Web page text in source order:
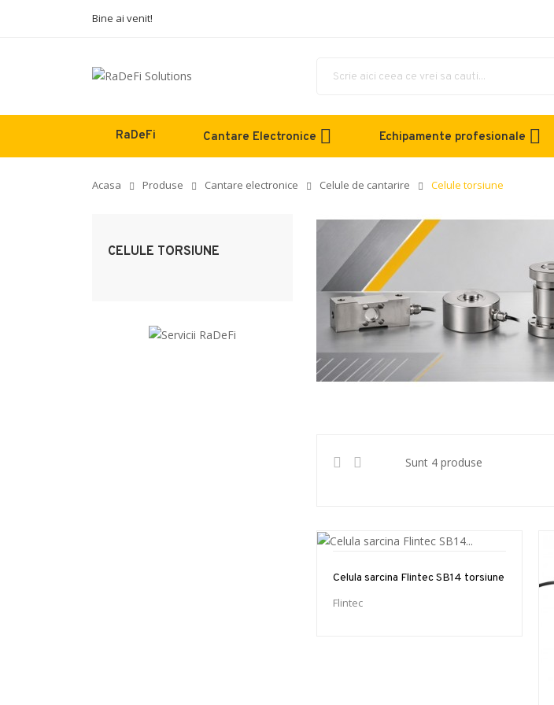
Bine ai venit!
RaDeFi Cantare Electronice Echipamente profesionale
Acasa Produse Cantare electronice Celule de cantarire Celule torsiune
CELULE TORSIUNE
Sunt 4 produse
Celula sarcina Flintec SB14 torsiune
Flintec